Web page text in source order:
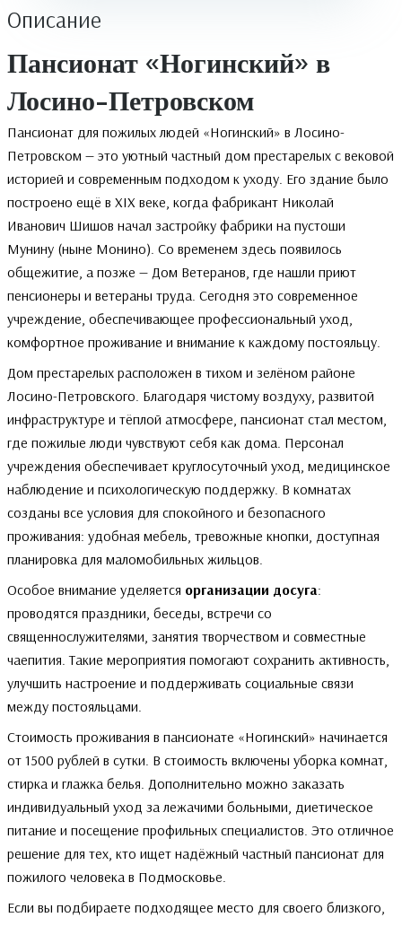
Описание
Пансионат «Ногинский» в
Лосино-Петровском
Пансионат для пожилых людей «Ногинский» в Лосино-
Петровском — это уютный частный дом престарелых с вековой
историей и современным подходом к уходу. Его здание было
построено ещё в XIX веке, когда фабрикант Николай
Иванович Шишов начал застройку фабрики на пустоши
Мунину (ныне Монино). Со временем здесь появилось
общежитие, а позже — Дом Ветеранов, где нашли приют
пенсионеры и ветераны труда. Сегодня это современное
учреждение, обеспечивающее профессиональный уход,
комфортное проживание и внимание к каждому постояльцу.
Дом престарелых расположен в тихом и зелёном районе
Лосино-Петровского. Благодаря чистому воздуху, развитой
инфраструктуре и тёплой атмосфере, пансионат стал местом,
где пожилые люди чувствуют себя как дома. Персонал
учреждения обеспечивает круглосуточный уход, медицинское
наблюдение и психологическую поддержку. В комнатах
созданы все условия для спокойного и безопасного
проживания: удобная мебель, тревожные кнопки, доступная
планировка для маломобильных жильцов.
Особое внимание уделяется организации досуга:
проводятся праздники, беседы, встречи со
священнослужителями, занятия творчеством и совместные
чаепития. Такие мероприятия помогают сохранить активность,
улучшить настроение и поддерживать социальные связи
между постояльцами.
Стоимость проживания в пансионате «Ногинский» начинается
от 1500 рублей в сутки. В стоимость включены уборка комнат,
стирка и глажка белья. Дополнительно можно заказать
индивидуальный уход за лежачими больными, диетическое
питание и посещение профильных специалистов. Это отличное
решение для тех, кто ищет надёжный частный пансионат для
пожилого человека в Подмосковье.
Если вы подбираете подходящее место для своего близкого,